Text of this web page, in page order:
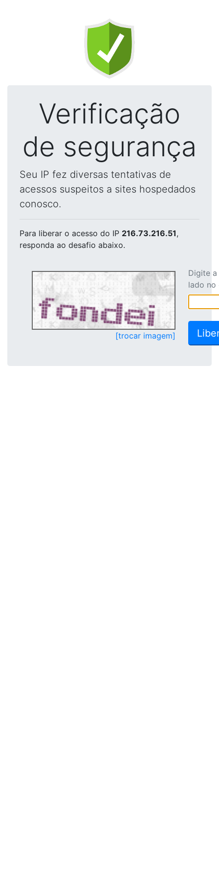
Verificação
de segurança
Seu IP fez diversas tentativas de
acessos suspeitos a sites hospedados
conosco.
Para liberar o acesso do IP 216.73.216.51,
responda ao desafio abaixo.
[trocar imagem]
Digite
lado no